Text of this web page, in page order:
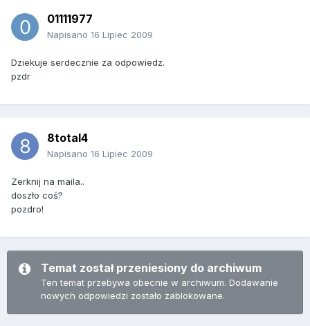
01111977
Napisano 16 Lipiec 2009
Dziekuje serdecznie za odpowiedz.
pzdr
8total4
Napisano 16 Lipiec 2009
Zerknij na maila..
doszło coś?
pozdro!
Temat został przeniesiony do archiwum
Ten temat przebywa obecnie w archiwum. Dodawanie
nowych odpowiedzi zostało zablokowane.